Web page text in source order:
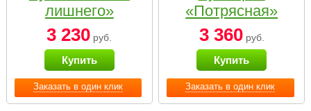
Заказать в один клик
лишнего»
3 230 руб.
Купить
Заказать в один клик
«Потрясная»
3 360руб.
Купить